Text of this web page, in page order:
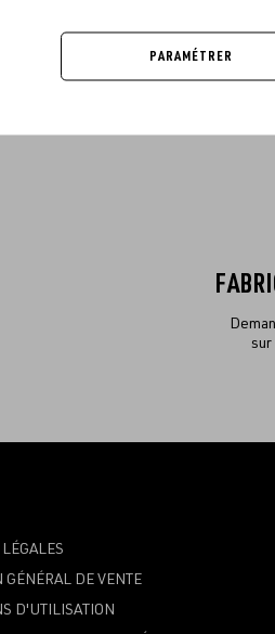
GÉNÉRAL DE VENTE
D'UTILISATION
PARAMÉTRER